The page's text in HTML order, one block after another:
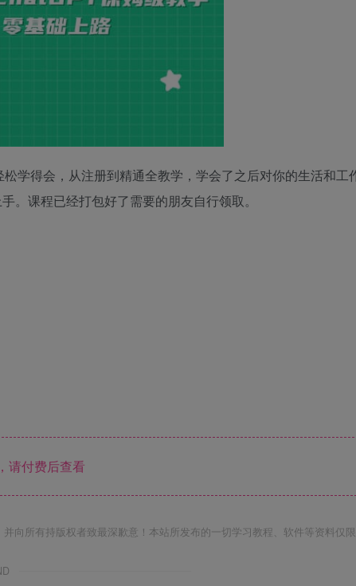
学得会，从注册到精通全教学，学会了之后对你的生活和工
。课程已经打包好了需要的朋友自行领取。
请付费后查看
向所有持版权者致最深歉意！本站所发布的一切学习教程、软件等资料仅